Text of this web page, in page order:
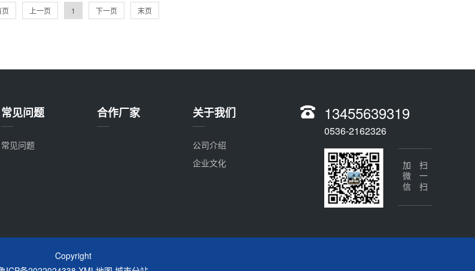
页 上一页 1 下一页 末页
常见问题
常见问题
合作厂家 关于我们
公司介绍
企业文化
13455639319
0536-2162326
扫一扫
加微信
Copyright